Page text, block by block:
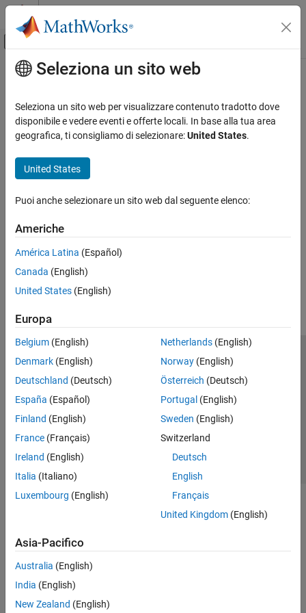
Vai al contenuto
Attiva/disattiva menu di navigazione
Pagina iniziale della documentazione
Contenuto principale
Seleziona un sito web
Seleziona un sito web per visualizzare contenuto tradotto dove
disponibile e vedere eventi e offerte locali. In base alla tua area
geografica, ti consigliamo di selezionare:United States.
United States
Puoi anche selezionare un sito web dal seguente elenco:
Americhe
América Latina (Español)
Canada (English)
United States (English)
Europa
Belgium (English)
Denmark (English)
Deutschland (Deutsch)
España (Español)
Finland (English)
France (Français)
Ireland (English)
Italia (Italiano)
Luxembourg (English)
Netherlands(English)
Norway(English)
Österreich (Deutsch)
Portugal (English)
Sweden (English)
Switzerland
Deutsch
English
Français
United Kingdom(English)
Asia-Pacifico
Australia (English)
India (English)
New Zealand (English)
Centro di fiducia
Informativa sulla privacy
Antipirateria
Stato dell'applicazione
Contatti
© 1994-2026 The MathWorks, Inc.